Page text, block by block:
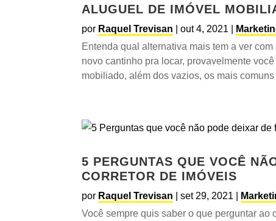
ALUGUEL DE IMÓVEL
por Raquel Trevisan |out 4, 2021
Entenda qual alternativa mais tem a ver
novo cantinho pra locar, provavelmente
mobiliado, além dos vazios, os mais
5 PERGUNTAS QUE VOCÊ
CORRETOR DE IMÓVEIS
por Raquel Trevisan |set 29, 2021
Você sempre quis saber o que perguntar